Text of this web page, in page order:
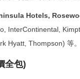
Hotels,
InterContinental,
Hyatt, Thompson) 等。
全包)